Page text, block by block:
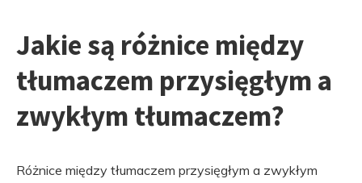
Jakie są różnice między
tłumaczem przysięgłym a
zwykłym tłumaczem?
Różnice między tłumaczem przysięgłym a zwykłym